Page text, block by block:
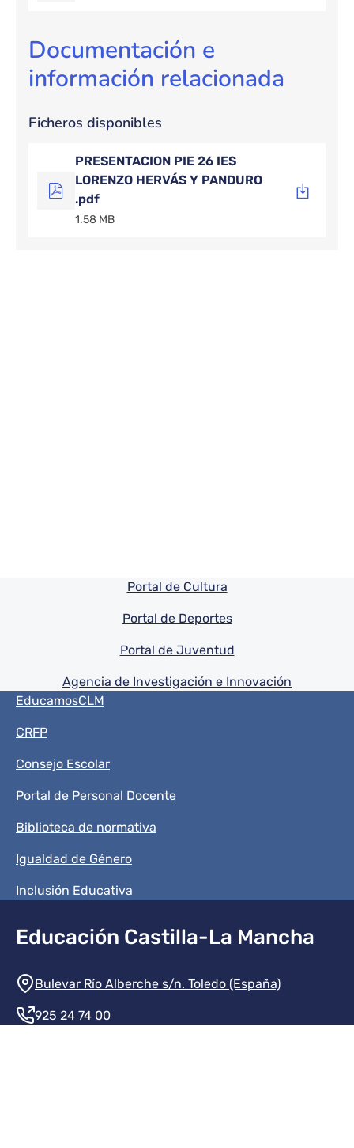
Documentación e
información relacionada
Ficheros disponibles
PRESENTACION PIE 26 IES
LORENZO HERVÁS Y PANDURO
.pdf
1.58 MB
Pie de pagina información
Portal de Cultura
Portal de Deportes
Portal de Juventud
Agencia de Investigación e Innovación
Menú del pie
EducamosCLM
CRFP
Consejo Escolar
Portal de Personal Docente
Biblioteca de normativa
Igualdad de Género
Inclusión Educativa
Educación Castilla-La Mancha
Información de la institución
Bulevar Río Alberche s/n. Toledo (España)
925 24 74 00